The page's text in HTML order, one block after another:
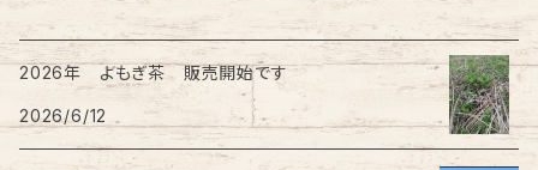
2026年 よもぎ茶 販売開始です
2026/6/12